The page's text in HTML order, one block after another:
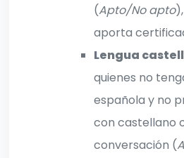
(Apto/No apto
aporta
Lengua
quienes no
española y no
con castellano
conversación (